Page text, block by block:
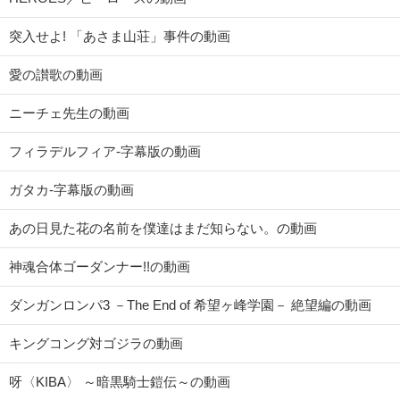
突入せよ! 「あさま山荘」事件の動画
愛の讃歌の動画
ニーチェ先生の動画
フィラデルフィア-字幕版の動画
ガタカ-字幕版の動画
あの日見た花の名前を僕達はまだ知らない。の動画
神魂合体ゴーダンナー!!の動画
ダンガンロンパ3 －The End of 希望ヶ峰学園－ 絶望編の動画
キングコング対ゴジラの動画
呀〈KIBA〉 ～暗黒騎士鎧伝～の動画